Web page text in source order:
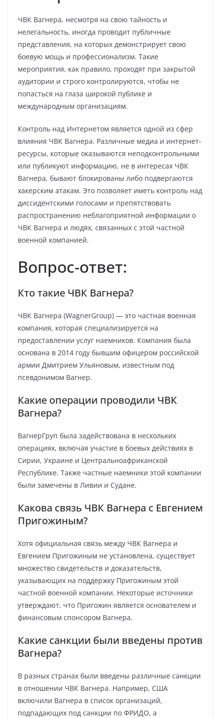
ЧВК Вагнера, несмотря на свою тайность и
нелегальность, иногда проводит публичные
представления, на которых демонстрирует свою
боевую мощь и профессионализм. Такие
мероприятия, как правило, проходят при закрытой
аудитории и строго контролируются, чтобы не
попасться на глаза широкой публике и
международным организациям.
Контроль над Интернетом является одной из сфер
влияния ЧВК Вагнера. Различные медиа и интернет-
ресурсы, которые оказываются неподконтрольными
или публикуют информацию, не в интересах ЧВК
Вагнера, бывают блокированы либо подвергаются
хакерским атакам. Это позволяет иметь контроль над
диссидентскими голосами и препятствовать
распространению неблагоприятной информации о
ЧВК Вагнера и людях, связанных с этой частной
военной компанией.
Вопрос-ответ:
Кто такие ЧВК Вагнера?
ЧВК Вагнера (WagnerGroup) — это частная военная
компания, которая специализируется на
предоставлении услуг наемников. Компания была
основана в 2014 году бывшим офицером российской
армии Дмитрием Ульяновым, известным под
псевдонимом Вагнер.
Какие операции проводили ЧВК
Вагнера?
ВагнерГруп была задействована в нескольких
операциях, включая участие в боевых действиях в
Сирии, Украине и Центральноафриканской
Республике. Также частные наемники этой компании
были замечены в Ливии и Судане.
Какова связь ЧВК Вагнера с Евгением
Пригожиным?
Хотя официальная связь между ЧВК Вагнера и
Евгением Пригожиным не установлена, существует
множество свидетельств и доказательств,
указывающих на поддержку Пригожиным этой
частной военной компании. Некоторые источники
утверждают, что Пригожин является основателем и
финансовым спонсором Вагнера.
Какие санкции были введены против
Вагнера?
В разных странах были введены различные санкции
в отношении ЧВК Вагнера. Например, США
включили Вагнера в список организаций,
подпадающих под санкции по ФРИДО, а